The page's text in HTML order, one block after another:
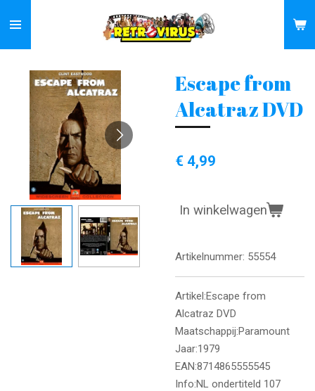
direct
naar
hoofdinhoud
Escape from
Alcatraz DVD
€ 4,99
In winkelwagen
Artikelnummer: 55554
Artikel:Escape from
Alcatraz DVD
Maatschappij:Paramount
Jaar:1979
EAN:8714865555545
Info:NL ondertiteld 107